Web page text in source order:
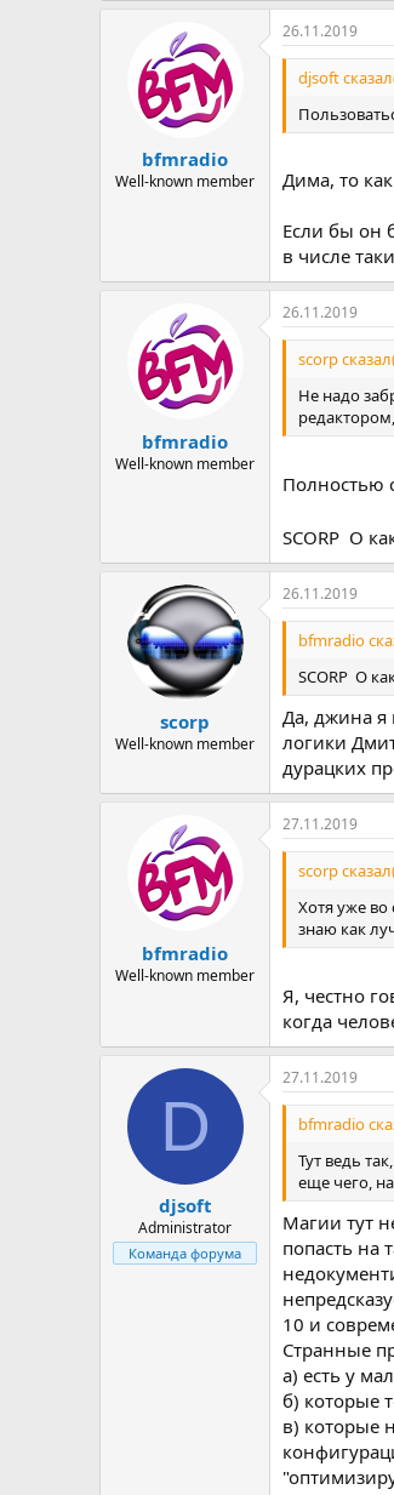
bfmradio
Well-known member
26.11.2019
djsoft
Дима, то
Если бы он
в числе
bfmradio
Well-known member
26.11.2019
scorp
Не надо
Полностью
SCORP О
scorp
Well-known member
26.11.2019
bfmradio
SCORP О
Да, джина я
логики
дурацких
bfmradio
Well-known member
27.11.2019
scorp
Хотя уже
знаю как
Я, честно
когда
D
djsoft
Administrator
Команда форума
27.11.2019
bfmradio
Тут ведь
еще чего,
Магии тут
попасть на
10 и
Странные
а) есть у
б) которые
в) которые